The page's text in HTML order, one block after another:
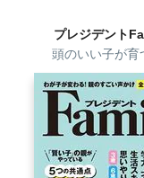
プレジデント
頭のいい子が育